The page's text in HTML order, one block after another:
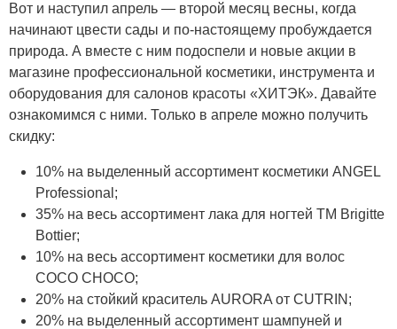
Вот и наступил апрель — второй месяц весны, когда
начинают цвести сады и по-настоящему пробуждается
природа. А вместе с ним подоспели и новые акции в
магазине профессиональной косметики, инструмента и
оборудования для салонов красоты «ХИТЭК». Давайте
ознакомимся с ними. Только в апреле можно получить
скидку:
10% на выделенный ассортимент косметики ANGEL
Professional;
35% на весь ассортимент лака для ногтей ТМ Brigitte
Bottier;
10% на весь ассортимент косметики для волос
COCO CHOCO;
20% на стойкий краситель AURORA от CUTRIN;
20% на выделенный ассортимент шампуней и